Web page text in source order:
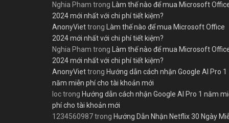
Nghia Pham trong Làm thế nào để mua Microsoft
2024 mới nhất với chi phí tiết kiệm?
AnonyViettrong Làm thế nào để mua Microsoft Office
2024 mới nhất với chi phí tiết kiệm?
Nghia Pham trong Làm thế nào để mua Microsoft
2024 mới nhất với chi phí tiết kiệm?
AnonyViettrong Hướng dẫn cách nhận Google AI Pro 1
năm miễn phí cho tài khoản mới
loctrong Hướng dẫn cách nhận Google AI Pro 1 năm
phí cho tài khoản mới
1234560987trong Hướng Dẫn Nhận Netflix 30 Ngày